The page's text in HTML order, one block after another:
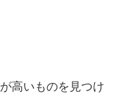
高いものを見つけ